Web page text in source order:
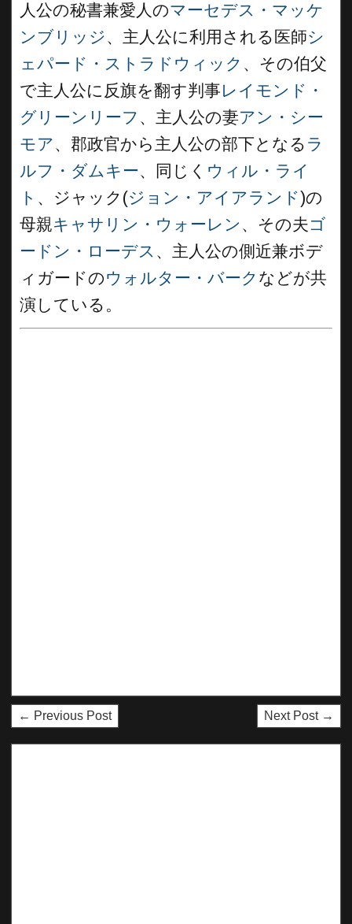
人公の秘書兼愛人のマーセデス・マッケ
ンブリッジ、主人公に利用される医師シ
ェパード・ストラドウィック 、その伯父
で主人公に反旗を翻す判事レイモンド・
グリーンリーフ 、主人公の妻アン・シー
モア、郡政官から主人公の部下となる ラ
ルフ・ダムキー、同じく ウィル・ライ
ト 、ジャック(ジョン・アイアランド)の
母親キャサリン・ウォーレン 、その夫ゴ
ードン・ローデス 、主人公の側近兼ボデ
ィガードのウォルター・バーク などが共
演している。
← Previous Post Next Post →